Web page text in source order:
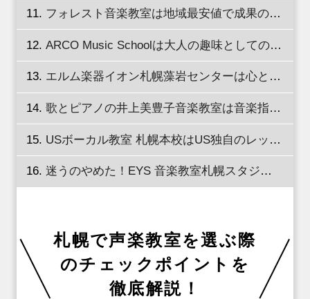
フォレスト音楽教室は地域最安値で成果のあるレッスン！
ARCO Music Schoolは大人の趣味としての音楽を応援してくれる！
エルム楽器イオン札幌藻岩センターは心と気持ちもリフレッシュできる！
歌とピアノの井上美豊子音楽教室は音楽指導歴35年のベテラン講師が指導！
USボーカル教室 札幌本校はUS独自のレッスンで上達を目指す！
迷うのやめた！EYS 音楽教室札幌スタジオで声楽レッスンを体験しよう！
札幌で声楽教室を選ぶ際
のチェックポイントを
徹底解説！